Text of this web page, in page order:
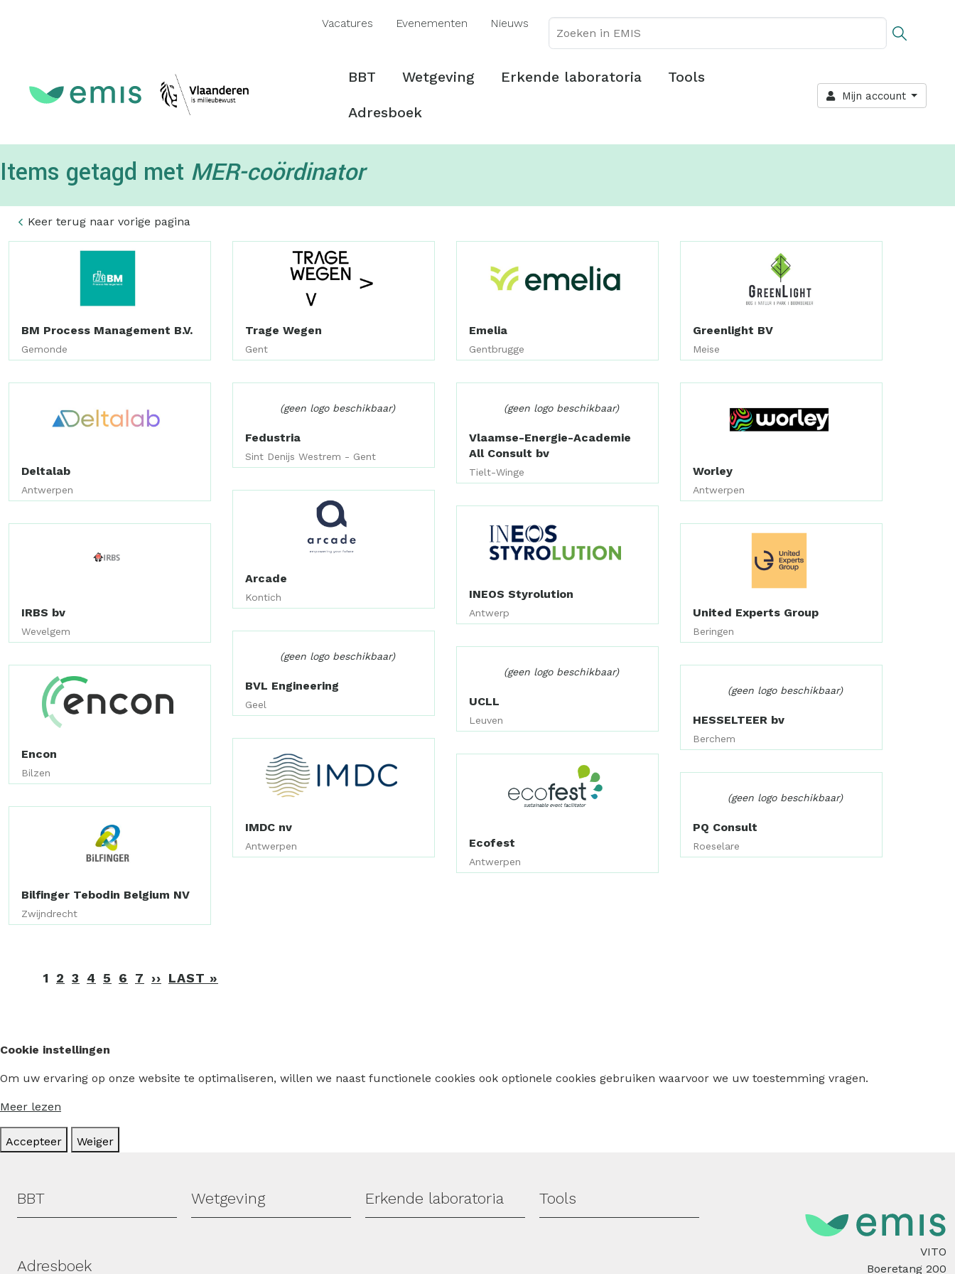
inhoud
Vacatures Evenementen Nieuws
Hoofdmenu
BBT Wetgeving Erkende laboratoria Tools
Adresboek
Mijn account
Items getagd met MER-coördinator
Keer terug naar vorige pagina
BM Process Management B.V.
Gemonde
Trage Wegen
Gent
Emelia
Gentbrugge
Greenlight BV
Meise
Deltalab
Antwerpen
(geen logo beschikbaar)
Fedustria
Sint Denijs Westrem - Gent
(geen logo beschikbaar)
Vlaamse-Energie-Academie
All Consult bv
Tielt-Winge Worley
Antwerpen
Arcade
Kontich INEOS Styrolution
Antwerp
IRBS bv
Wevelgem
United Experts Group
Beringen
(geen logo beschikbaar)
BVL Engineering
Geel
(geen logo beschikbaar)
UCLL
Leuven
Encon
Bilzen
(geen logo beschikbaar)
HESSELTEER bv
Berchem
IMDC nv
Antwerpen Ecofest
Antwerpen
(geen logo beschikbaar)
PQ Consult
Roeselare
Bilfinger Tebodin Belgium NV
Zwijndrecht
Paginering
1 2 3 4 5 6 7 ›› VOLGENDE
LAST »
Cookie instellingen
Om uw ervaring op onze website te optimaliseren, willen we naast functionele cookies ook optionele cookies gebruiken waarvoor we uw toestemming vragen.
Meer lezen
Accepteer Weiger
Hoofdmenu
BBT Wetgeving Erkende laboratoria Tools
Adresboek
VITO
Boeretang 200